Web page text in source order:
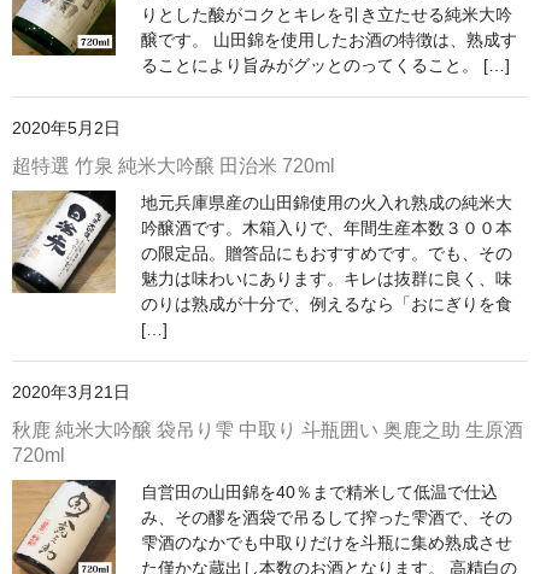
田从･月下の舞 舞鶴酒造（秋田県横手市）
綿屋 金の井酒造（宮城県栗原市）
大七 大七酒造（福島県二本松市）
宗玄 宗玄酒造（石川県珠洲市）
神亀 神亀酒造（埼玉県蓮田市）
隆・丹沢山 川西屋酒造店（神奈川県足柄上郡）
長珍 長珍酒造（愛知県津島市）
るみ子の酒・英・妙の華 森喜酒造（三重県伊賀市）
秋鹿・奥鹿 秋鹿酒造（大阪府豊能郡能勢町）
りとした酸がコクとキレを引き立たせる純米大吟
醸です。 山田錦を使用したお酒の特徴は、熟成す
ることにより旨みがグッとのってくること。 […]
2020年5月2日
超特選 竹泉 純米大吟醸 田治米 720ml
地元兵庫県産の山田錦使用の火入れ熟成の純米大
吟醸酒です。木箱入りで、年間生産本数３００本
の限定品。贈答品にもおすすめです。でも、その
魅力は味わいにあります。キレは抜群に良く、味
のりは熟成が十分で、例えるなら「おにぎりを食
[…]
2020年3月21日
秋鹿 純米大吟醸 袋吊り雫 中取り 斗瓶囲い 奥鹿之助 生原酒
720ml
自営田の山田錦を40％まで精米して低温で仕込
み、その醪を酒袋で吊るして搾った雫酒で、その
雫酒のなかでも中取りだけを斗瓶に集め熟成させ
た僅かな蔵出し本数のお酒となります。 高精白の